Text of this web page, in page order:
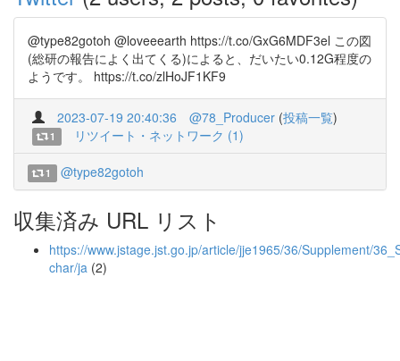
@type82gotoh @loveeearth https://t.co/GxG6MDF3el この図
(総研の報告によく出てくる)によると、だいたい0.12G程度の
ようです。 https://t.co/zlHoJF1KF9
2023-07-19 20:40:36 @78_Producer (投稿一覧)
1 リツイート・ネットワーク (1)
1 @type82gotoh
収集済み URL リスト
https://www.jstage.jst.go.jp/article/jje1965/36/Supplement/
char/ja (2)